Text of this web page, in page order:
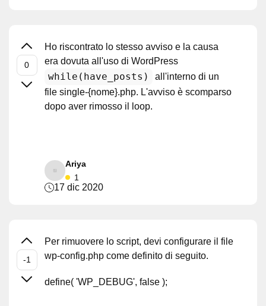
Ho riscontrato lo stesso avviso e la causa
era dovuta all'uso di WordPress
while(have_posts)
all'interno di un
file single-{nome}.php. L'avviso è scomparso
dopo aver rimosso il loop.
Ariya
1
17 dic 2020
Per rimuovere lo script, devi configurare il file
wp-config.php come definito di seguito.
define( 'WP_DEBUG', false );